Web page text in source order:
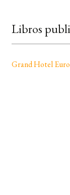
Libros
Grand Hotel